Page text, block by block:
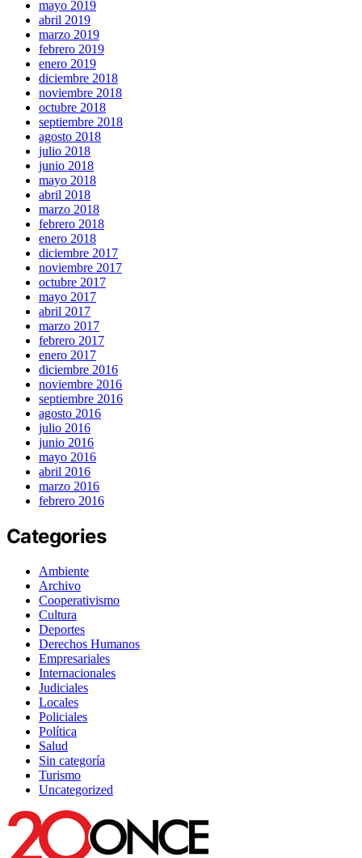
mayo 2019
abril 2019
marzo 2019
febrero 2019
enero 2019
diciembre 2018
noviembre 2018
octubre 2018
septiembre 2018
agosto 2018
julio 2018
junio 2018
mayo 2018
abril 2018
marzo 2018
febrero 2018
enero 2018
diciembre 2017
noviembre 2017
octubre 2017
mayo 2017
abril 2017
marzo 2017
febrero 2017
enero 2017
diciembre 2016
noviembre 2016
septiembre 2016
agosto 2016
julio 2016
junio 2016
mayo 2016
abril 2016
marzo 2016
febrero 2016
Categories
Ambiente
Archivo
Cooperativismo
Cultura
Deportes
Derechos Humanos
Empresariales
Internacionales
Judiciales
Locales
Policiales
Política
Salud
Sin categoría
Turismo
Uncategorized